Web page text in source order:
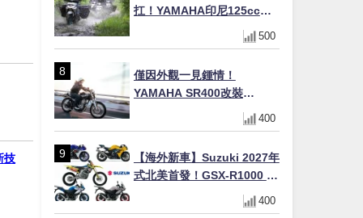
技
扛！YAMAHA印尼125cc速
克達Gear Ultima 2740公里
耐操實測
500
僅因外觀一見鍾情！
YAMAHA SR400改裝
Tracker風格｜ 女車主的機車
人生蛻變記
400
【海外新車】Suzuki 2027年
式北美首發！GSX-R1000 40
週年紀念×SV-7GX新款跨界
車×RM-Z450 Ken Roczen
400